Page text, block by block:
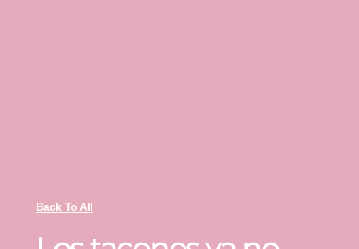
Back To All